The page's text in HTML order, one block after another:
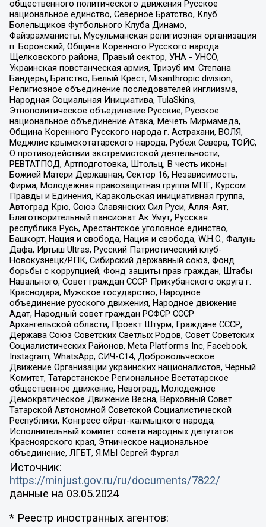
общественного политического движения Русское
национальное единство, Северное Братство, Клуб
Болельщиков Футбольного Клуба Динамо,
Файзрахманисты, Мусульманская религиозная организация
п. Боровский, Община Коренного Русского народа
Щелковского района, Правый сектор, УНА - УНСО,
Украинская повстанческая армия, Тризуб им. Степана
Бандеры, Братство, Белый Крест, Misanthropic division,
Религиозное объединение последователей инглиизма,
Народная Социальная Инициатива, TulaSkins,
Этнополитическое объединение Русские, Русское
национальное объединение Атака, Мечеть Мирмамеда,
Община Коренного Русского народа г. Астрахани, ВОЛЯ,
Меджлис крымскотатарского народа, Рубеж Севера, ТОЙС,
О противодействии экстремистской деятельности,
РЕВТАТПОД, Артподготовка, Штольц, В честь иконы
Божией Матери Державная, Сектор 16, Независимость,
Фирма, Молодежная правозащитная группа МПГ, Курсом
Правды и Единения, Каракольская инициативная группа,
Автоград Крю, Союз Славянских Сил Руси, Алля-Аят,
Благотворительный пансионат Ак Умут, Русская
республика Русь, Арестантское уголовное единство,
Башкорт, Нация и свобода, Нация и свобода, W.H.С., Фалунь
Дафа, Иртыш Ultras, Русский Патриотический клуб-
Новокузнецк/РПК, Сибирский державный союз, Фонд
борьбы с коррупцией, Фонд защиты прав граждан, Штабы
Навального, Совет граждан СССР Прикубанского округа г.
Краснодара, Мужское государство, Народное
объединение русского движения, Народное движение
Адат, Народный совет граждан РСФСР СССР
Архангельской области, Проект Штурм, Граждане СССР,
Держава Союз Советских Светлых Родов, Совет Советских
Социалистических Районов, Meta Platforms Inc, Facebook,
Instagram, WhatsApp, СИЧ-С14, Добровольческое
Движение Организации украинских националистов, Черный
Комитет, Татарстанское Региональное Всетатарское
общественное движение, Невоград, Молодежное
Демократическое Движение Весна, Верховный Совет
Татарской Автономной Советской Социалистической
Республики, Конгресс ойрат-калмыцкого народа,
Исполнительный комитет совета народных депутатов
Красноярского края, Этническое национальное
объединение, ЛГБТ, Я.МЫ Сергей Фургал
Источник:
https://minjust.gov.ru/ru/documents/7822/
данные на 03.05.2024
* Реестр иностранных агентов: